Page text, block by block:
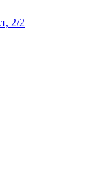
2/2